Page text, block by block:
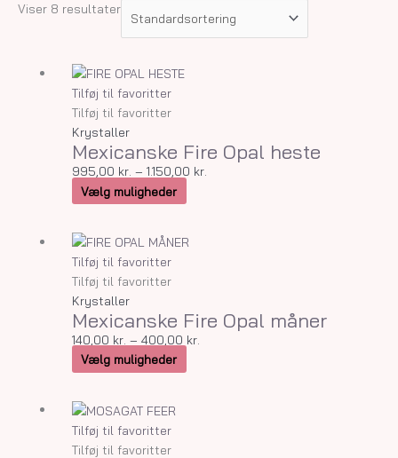
Viser 8 resultater
Tilføj til favoritter
Tilføj til favoritter
Krystaller
Mexicanske Fire Opal heste
995,00 kr. – 1.150,00 kr.
Vælg muligheder
varianter.
Mulighederne
vælges
varesiden
Tilføj til favoritter
Tilføj til favoritter
Krystaller
Mexicanske Fire Opal måner
140,00 kr. – 400,00 kr.
Vælg muligheder
Dette
varianter.
Mulighederne
vælges
Tilføj til favoritter
Tilføj til favoritter